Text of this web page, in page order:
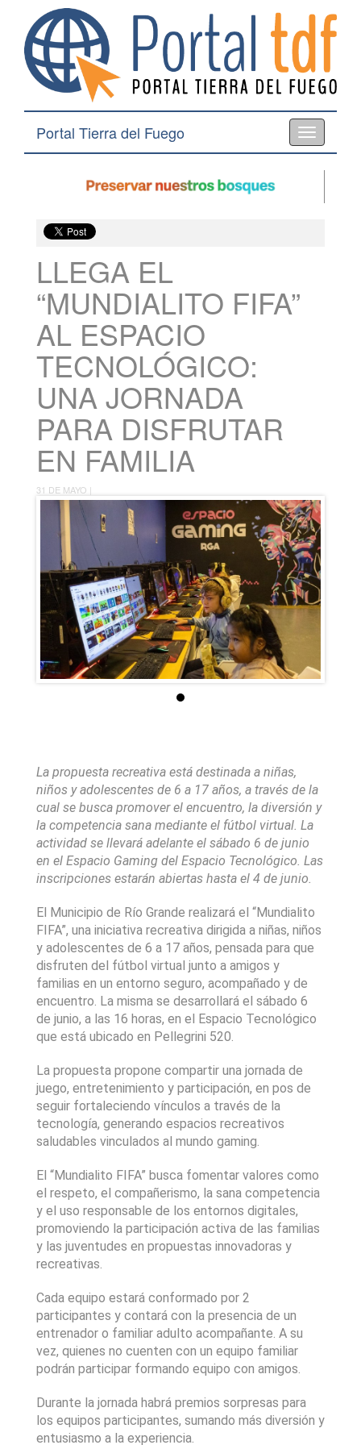
Toggle
navigation
Portal Tierra del Fuego
LLEGA EL
“MUNDIALITO FIFA”
AL ESPACIO
TECNOLÓGICO:
UNA JORNADA
PARA DISFRUTAR
EN FAMILIA
31 DE MAYO |
La propuesta recreativa está destinada a niñas,
niños y adolescentes de 6 a 17 años, a través de la
cual se busca promover el encuentro, la diversión y
la competencia sana mediante el fútbol virtual. La
actividad se llevará adelante el sábado 6 de junio
en el Espacio Gaming del Espacio Tecnológico. Las
inscripciones estarán abiertas hasta el 4 de junio.
El Municipio de Río Grande realizará el “Mundialito
FIFA”, una iniciativa recreativa dirigida a niñas, niños
y adolescentes de 6 a 17 años, pensada para que
disfruten del fútbol virtual junto a amigos y
familias en un entorno seguro, acompañado y de
encuentro. La misma se desarrollará el sábado 6
de junio, a las 16 horas, en el Espacio Tecnológico
que está ubicado en Pellegrini 520.
La propuesta propone compartir una jornada de
juego, entretenimiento y participación, en pos de
seguir fortaleciendo vínculos a través de la
tecnología, generando espacios recreativos
saludables vinculados al mundo gaming.
El “Mundialito FIFA” busca fomentar valores como
el respeto, el compañerismo, la sana competencia
y el uso responsable de los entornos digitales,
promoviendo la participación activa de las familias
y las juventudes en propuestas innovadoras y
recreativas.
Cada equipo estará conformado por 2
participantes y contará con la presencia de un
entrenador o familiar adulto acompañante. A su
vez, quienes no cuenten con un equipo familiar
podrán participar formando equipo con amigos.
Durante la jornada habrá premios sorpresas para
los equipos participantes, sumando más diversión y
entusiasmo a la experiencia.